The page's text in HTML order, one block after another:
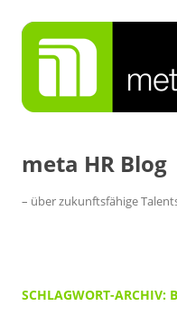
Inhalt
springen
meta HR Blog
– über zukunftsfähige
SCHLAGWORT-ARCHIV: